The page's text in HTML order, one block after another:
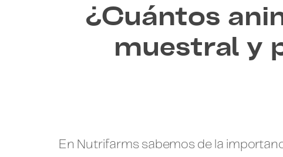
¿Cuántos
muestral y
En Nutrifarms sabemos de la